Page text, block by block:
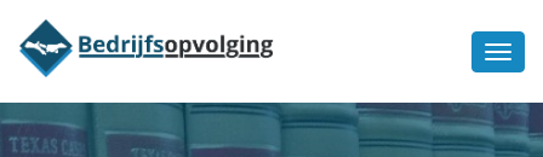
bedrijfsopvolging voor fiscaal
juridisch advies
Ik wil meer informatie